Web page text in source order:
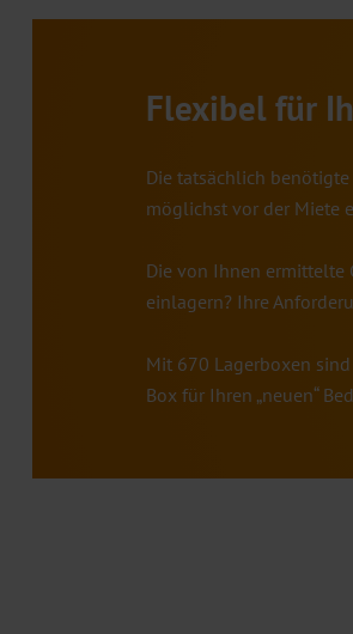
Flexibel für
Die tatsächlich
möglichst vor der Miete
Die von Ihnen ermittelte
einlagern? Ihre
Mit 670 Lagerboxen
Box für Ihren „neuen“